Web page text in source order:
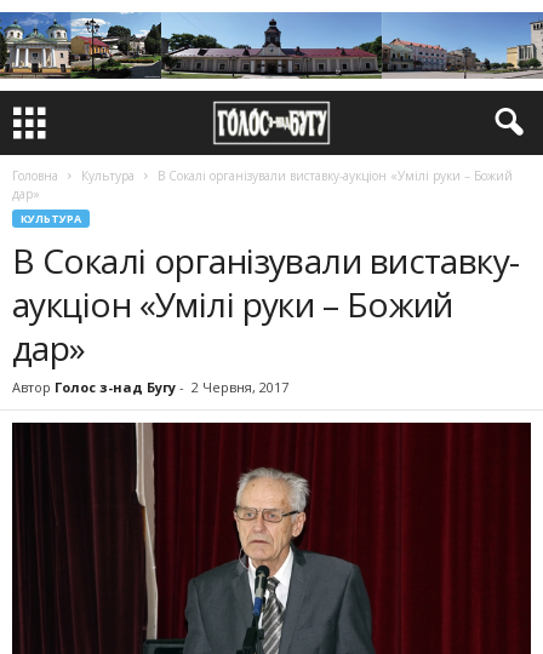
Головна Культура
В Сокалі організували виставку-аукціон «Умілі руки – Божий
дар»
КУЛЬТУРА
В Сокалі організували виставку-
аукціон «Умілі руки – Божий
дар»
Автор Голос з-над Бугу - 2 Червня, 2017